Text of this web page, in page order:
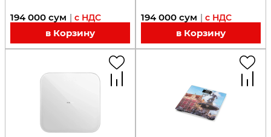
194 000 сум | с НДС
в Корзину
194 000 сум | с НДС
в Корзину